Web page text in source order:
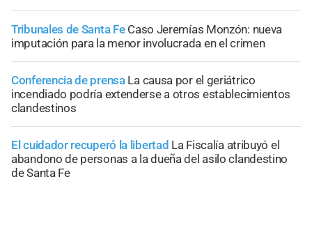
Tribunales de Santa Fe Caso Jeremías Monzón: nueva
imputación para la menor involucrada en el crimen
Conferencia de prensa La causa por el geriátrico
incendiado podría extenderse a otros establecimientos
clandestinos
El cuidador recuperó la libertad La Fiscalía atribuyó el
abandono de personas a la dueña del asilo clandestino
de Santa Fe